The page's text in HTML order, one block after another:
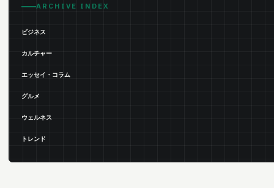
ARCHIVE INDEX
ビジネス
カルチャー
エッセイ・コラム
グルメ
ウェルネス
トレンド